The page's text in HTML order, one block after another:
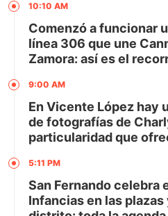
10:10 AM
Comenzó a funcionar
línea 306 que une
Zamora: así es el
9:00 AM
En Vicente López hay
de fotografías de
particularidad que
5:11 PM
San Fernando celebra
Infancias en las plazas